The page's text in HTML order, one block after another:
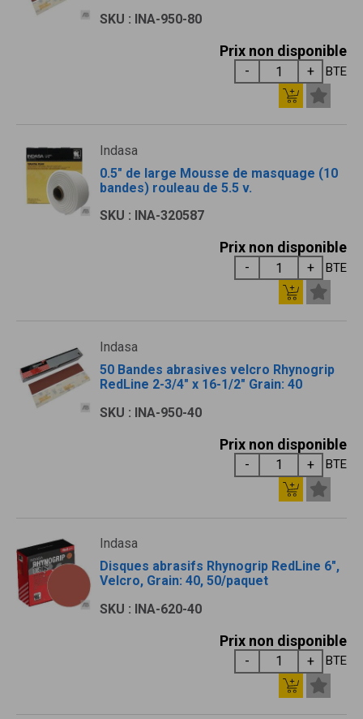
SKU : INA-950-80
Prix non disponible
BTE
Indasa
0.5" de large Mousse de masquage (10
bandes) rouleau de 5.5 v.
SKU : INA-320587
Prix non disponible
BTE
Indasa
50 Bandes abrasives velcro Rhynogrip
RedLine 2-3/4" x 16-1/2" Grain: 40
SKU : INA-950-40
Prix non disponible
BTE
Indasa
Disques abrasifs Rhynogrip RedLine 6",
Velcro, Grain: 40, 50/paquet
SKU : INA-620-40
Prix non disponible
BTE